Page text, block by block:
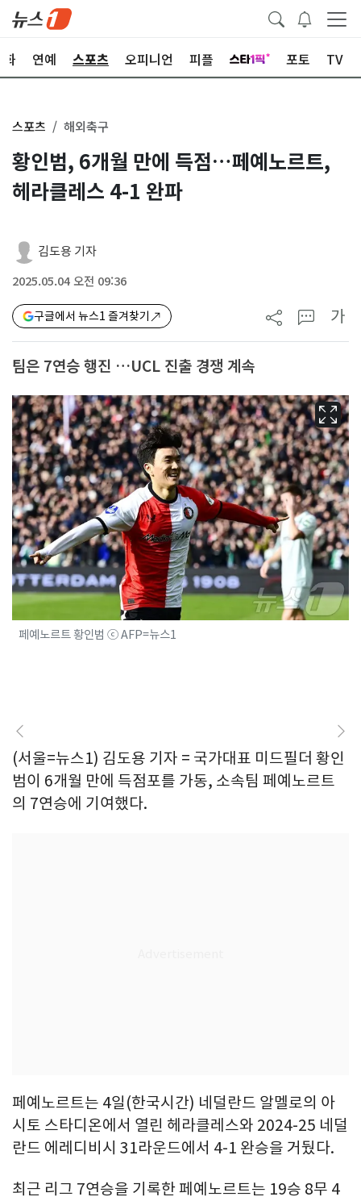
화 연예 스포츠 오피니언 피플 포토 TV
스포츠 해외축구
황인범, 6개월 만에 득점…페예노르트,
헤라클레스 4-1 완파
김도용 기자
2025.05.04 오전 09:36
구글에서 뉴스1 즐겨찾기 가
팀은 7연승 행진 …UCL 진출 경쟁 계속
페예노르트 황인범 ⓒ AFP=뉴스1
(서울=뉴스1) 김도용 기자 = 국가대표 미드필더 황인
범이 6개월 만에 득점포를 가동, 소속팀 페예노르트
의 7연승에 기여했다.
페예노르트는 4일(한국시간) 네덜란드 알멜로의 아
시토 스타디온에서 열린 헤라클레스와 2024-25 네덜
란드 에레디비시 31라운드에서 4-1 완승을 거뒀다.
최근 리그 7연승을 기록한 페예노르트는 19승 8무 4